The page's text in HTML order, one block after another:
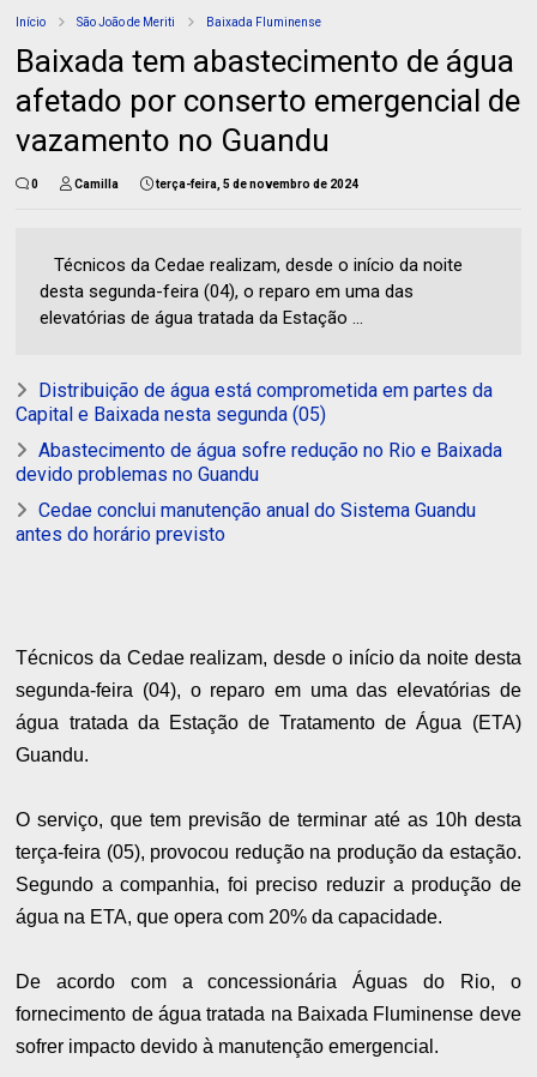
Início São João de Meriti Baixada Fluminense
Baixada tem abastecimento de água
afetado por conserto emergencial de
vazamento no Guandu
0 Camilla terça-feira, 5 de novembro de 2024
Técnicos da Cedae realizam, desde o início da noite
desta segunda-feira (04), o reparo em uma das
elevatórias de água tratada da Estação ...
Distribuição de água está comprometida em partes da
Capital e Baixada nesta segunda (05)
Abastecimento de água sofre redução no Rio e Baixada
devido problemas no Guandu
Cedae conclui manutenção anual do Sistema Guandu
antes do horário previsto
Técnicos da Cedae realizam, desde o início da noite desta
segunda-feira (04), o reparo em uma das elevatórias de
água tratada da Estação de Tratamento de Água (ETA)
Guandu.
O serviço, que tem previsão de terminar até as 10h desta
terça-feira (05), provocou redução na produção da estação.
Segundo a companhia, foi preciso reduzir a produção de
água na ETA, que opera com 20% da capacidade.
De acordo com a concessionária Águas do Rio, o
fornecimento de água tratada na Baixada Fluminense deve
sofrer impacto devido à manutenção emergencial.